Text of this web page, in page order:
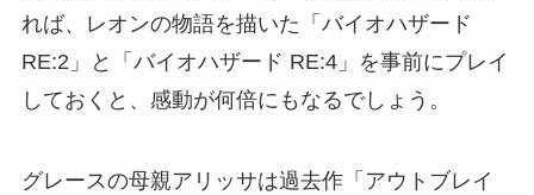
れば、レオンの物語を描いた「バイオハザード
RE:2」と「バイオハザード RE:4」を事前にプレイ
しておくと、感動が何倍にもなるでしょう。
グレースの母親アリッサは過去作「アウトブレイ